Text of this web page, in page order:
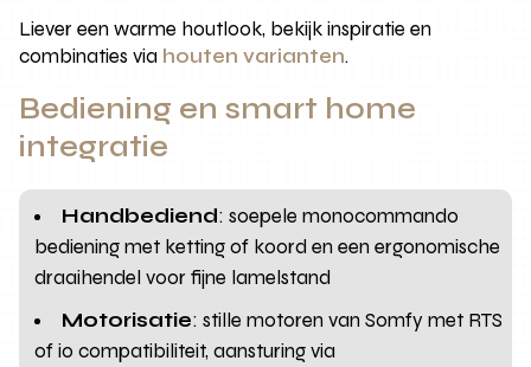
Liever een warme houtlook, bekijk inspiratie en
combinaties via houten varianten.
Bediening en smart home
integratie
Handbediend: soepele monocommando
bediening met ketting of koord en een ergonomische
draaihendel voor fijne lamelstand
Motorisatie: stille motoren van Somfy met RTS
of io compatibiliteit, aansturing via